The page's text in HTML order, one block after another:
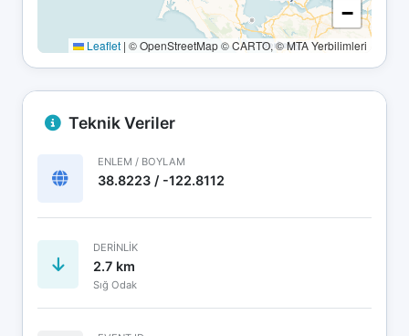
−
Leaflet | © OpenStreetMap © CARTO, © MTA Yerbilimleri
Teknik Veriler
ENLEM / BOYLAM
38.8223 / -122.8112
DERINLIK
2.7 km
Sığ Odak